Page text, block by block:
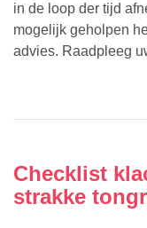
in de loop der tijd
mogelijk geholpen
advies. Raadpleeg
Checklist
strakke